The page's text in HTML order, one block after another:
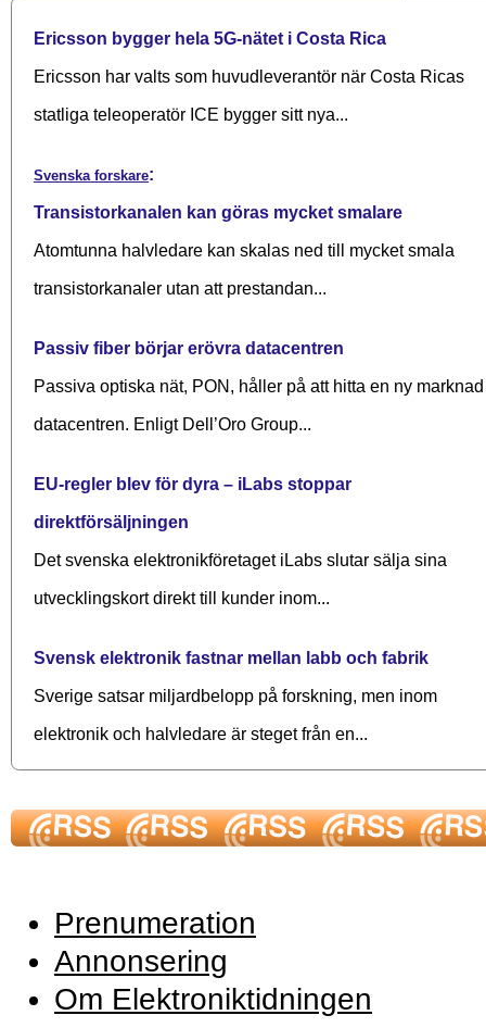
Ericsson bygger hela 5G-nätet i Costa Rica
Ericsson har valts som huvudleverantör när Costa Ricas
statliga teleoperatör ICE bygger sitt nya...
Svenska forskare:
Transistorkanalen kan göras mycket smalare
Atomtunna halvledare kan skalas ned till mycket smala
transistorkanaler utan att prestandan...
Passiv fiber börjar erövra datacentren
Passiva optiska nät, PON, håller på att hitta en ny
datacentren. Enligt Dell’Oro Group...
EU-regler blev för dyra – iLabs stoppar
direktförsäljningen
Det svenska elektronikföretaget iLabs slutar sälja sina
utvecklingskort direkt till kunder inom...
Svensk elektronik fastnar mellan labb och fabrik
Sverige satsar miljardbelopp på forskning, men inom
elektronik och halvledare är steget från en...
Prenumeration
Annonsering
Om Elektroniktidningen